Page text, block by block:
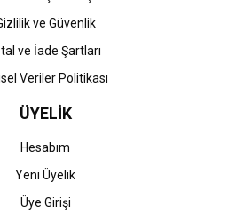
ve Güvenlik
ve İade Şartları
Veriler Politikası
ÜYELİK
Hesabım
Yeni Üyelik
Üye Girişi